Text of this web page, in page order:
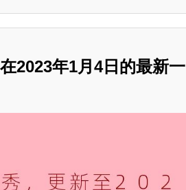
2023年1月4日的最新一